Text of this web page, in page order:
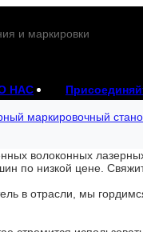
и маркировки
НАС
маркировочный
волоконных
по низкой цене.
в отрасли, мы